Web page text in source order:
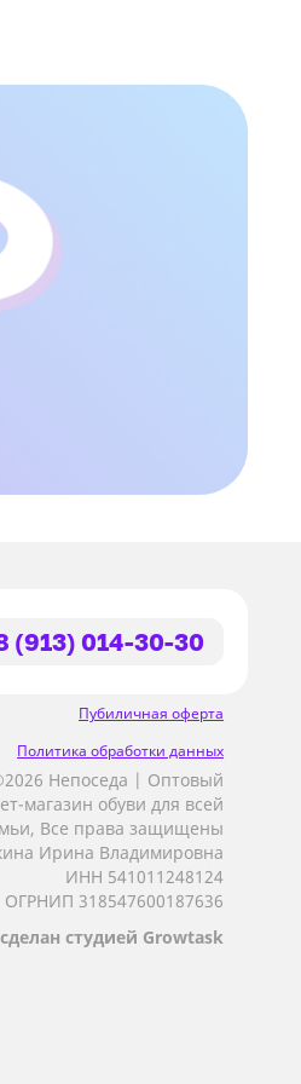
(913) 014-30-30
Пубиличная оферта
Политика обработки данных
Непоседа | Оптовый
магазин обуви для всей
Все права защищены
Ирина Владимировна
ИНН 541011248124
ОГРНИП 318547600187636
студией Growtask